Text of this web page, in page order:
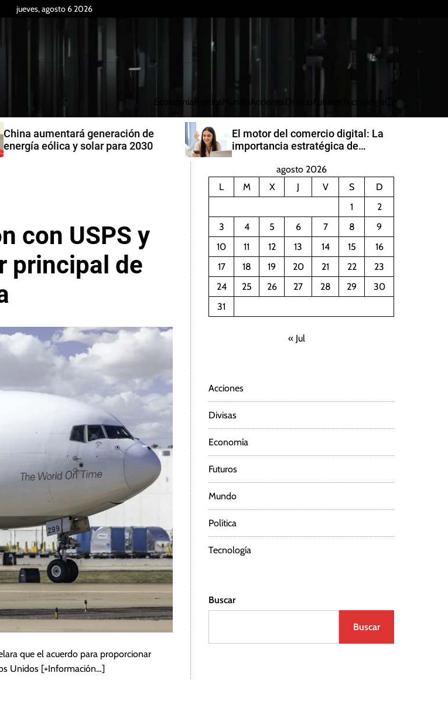
jueves, agosto 6 2026
Economía Política Acciones Divisas Futuros Tecnología
u
aumentará generación de
eólica y solar para 2030
El motor del comercio digital: La
importancia estratégica de
PayRetailers en América Latina
con USPS y
principal de
que el acuerdo para proporcionar
Unidos [+Información…]
agosto 2026
L
M X J V S
D
1
2
3
4 5 6 7 8
9
10
11 12 13 14 15
16
17
18 19 20 21 22
23
24
25 26 27 28 29
30
31
« Jul
Acciones
Divisas
Economía
Futuros
Mundo
Política
Tecnología
Buscar
Buscar